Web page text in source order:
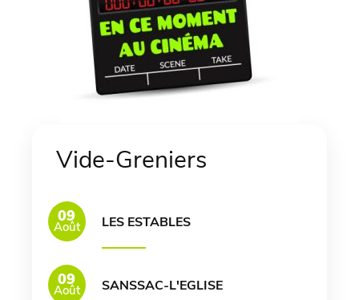
Vide-Greniers
09
Août LES ESTABLES
09
Août SANSSAC-L'EGLISE